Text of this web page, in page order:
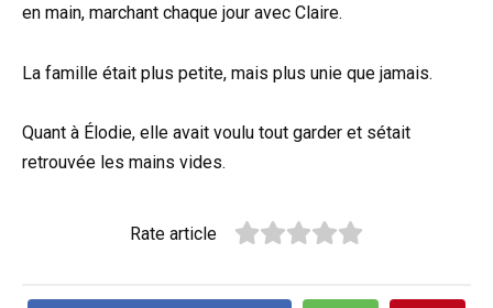
en main, marchant chaque jour avec Claire.
La famille était plus petite, mais plus unie que jamais.
Quant à Élodie, elle avait voulu tout garder et sétait
retrouvée les mains vides.
Rate article